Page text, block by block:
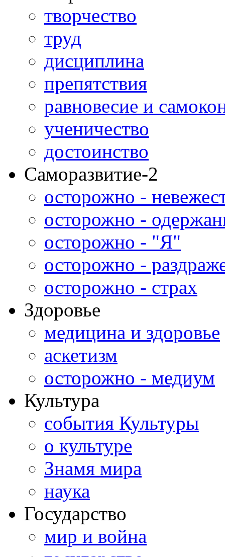
творчество
труд
дисциплина
препятствия
равновесие и
ученичество
достоинство
Саморазвитие-2
осторожно -
осторожно -
осторожно - "Я"
осторожно -
осторожно - страх
Здоровье
медицина и здоровье
аскетизм
осторожно - медиум
Культура
события Культуры
о культуре
Знамя мира
наука
Государство
мир и война